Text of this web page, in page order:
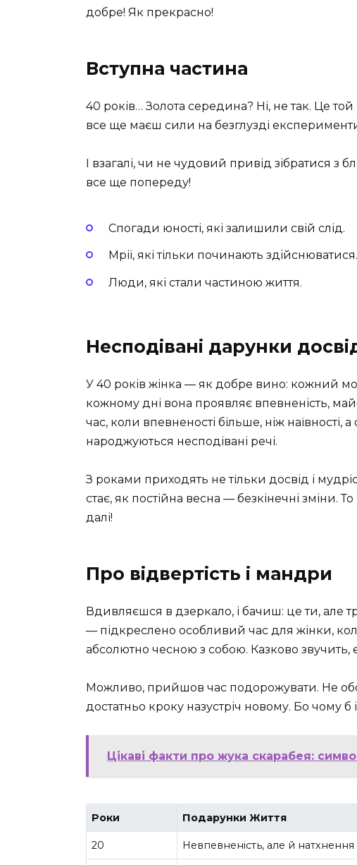
добре! Як прекрасно!
Вступна частина
40 років… Золота середина? Ні, не так. Це
все ще маєш сили на безглузді
І взагалі, чи не чудовий привід зібратися з
все ще попереду!
Спогади юності, які залишили свій слід.
Мрії, які тільки починають здійснюватися.
Люди, які стали частиною життя.
Несподівані дарунки
У 40 років жінка — як добре вино: кожний
кожному дні вона проявляє впевненість,
час, коли впевненості більше, ніж наївності, а
народжуються несподівані речі.
З роками приходять не тільки досвід і
стає, як постійна весна — безкінечні
далі!
Про відвертість і мандри
Вдивляєшся в дзеркало, і бачиш: це ти, але
— підкреслено особливий час для жінки,
абсолютно чесною з собою. Казково звучить,
Можливо, прийшов час подорожувати. Не
достатньо кроку назустріч новому. Бо чому б і
Цікаві факти про жука скарабея:
Роки Подарунки Життя
20 Невпевненість, але й натхнення